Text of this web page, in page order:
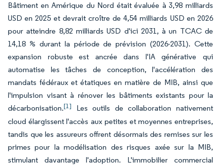
Bâtiment en Amérique du Nord était évaluée à 3,98 milliards
USD en 2025 et devrait croître de 4,54 milliards USD en 2026
pour atteindre 8,82 milliards USD d'ici 2031, à un TCAC de
14,18 % durant la période de prévision (2026-2031). Cette
expansion robuste est ancrée dans l'IA générative qui
automatise les tâches de conception, l'accélération des
mandats fédéraux et étatiques en matière de MIB, ainsi que
l'impulsion visant à rénover les bâtiments existants pour la
décarbonisation.[1]
Les outils de collaboration nativement
cloud élargissent l'accès aux petites et moyennes entreprises,
tandis que les assureurs offrent désormais des remises sur les
primes pour la modélisation des risques axée sur la MIB,
stimulant davantage l'adoption. L'immobilier commercial